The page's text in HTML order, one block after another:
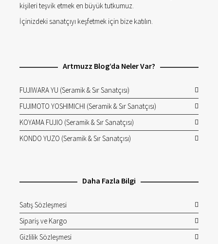
kişileri teşvik etmek en büyük tutkumuz.
İçinizdeki sanatçıyı keşfetmek için bize katılın.
Artmuzz Blog’da Neler Var?
FUJIWARA YU (Seramik & Sır Sanatçısı)
FUJIMOTO YOSHIMICHI (Seramik & Sır Sanatçısı)
KOYAMA FUJIO (Seramik & Sır Sanatçısı)
KONDO YUZO (Seramik & Sır Sanatçısı)
Daha Fazla Bilgi
Satış Sözleşmesi
Sipariş ve Kargo
Gizlilik Sözleşmesi